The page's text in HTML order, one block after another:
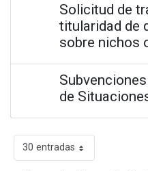
Solicitud de
titularidad de
sobre nichos
de
30 entradas